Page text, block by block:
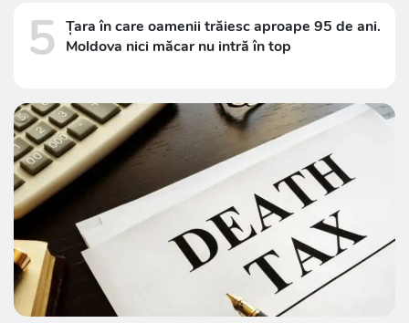
5 Țara în care oamenii trăiesc aproape 95 de ani.
Moldova nici măcar nu intră în top